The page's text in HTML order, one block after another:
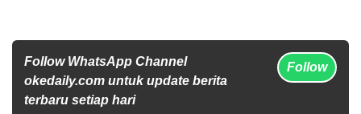
Follow WhatsApp Channel
okedaily.com untuk update berita
terbaru setiap hari
Follow